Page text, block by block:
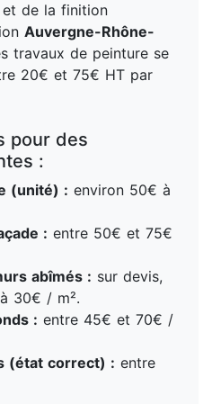
de la finition
Auvergne-Rhône-
travaux de peinture se
20€ et 75€ HT par
pour des
:
(unité) : environ 50€ à
: entre 50€ et 75€
abîmés : sur devis,
30€ / m².
: entre 45€ et 70€ /
(état correct) : entre